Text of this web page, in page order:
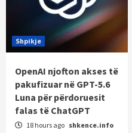
Shpikje
OpenAI njofton akses të
pakufizuar në GPT-5.6
Luna për përdoruesit
falas të ChatGPT
18 hours ago shkence.info